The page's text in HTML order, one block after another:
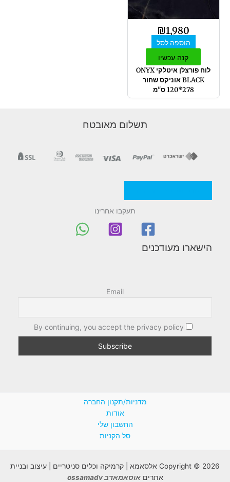
₪1,980
הוספה לסל
קנה עכשיו
לוח פורצלן איטלקי ONYX
BLACK אוניקס שחור
278*120 ס"מ
תשלום מאובטח
תעקבו אחרינו
הישארו מעודכנים
Email
By continuing, you accept the privacy policy
מדניות/תקנון החברה
אודות
החשבון שלי
סל הקניות
Copyright © 2026 אלסאמא | קרמיקה וכלים סניטריים | עיצוב ובניית
אתריםאוסאמאדב ossamadv